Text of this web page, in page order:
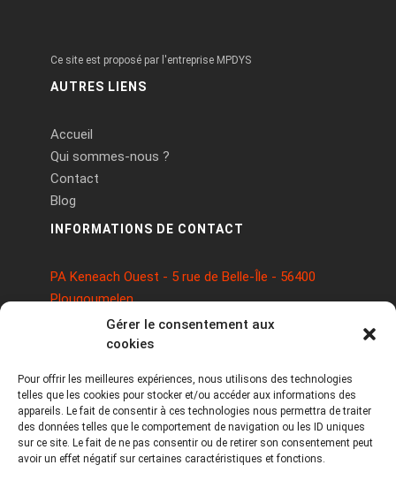
Gérer le consentement aux
cookies
Pour offrir les meilleures expériences, nous utilisons des technologies
telles que les cookies pour stocker et/ou accéder aux informations des
appareils. Le fait de consentir à ces technologies nous permettra de traiter
des données telles que le comportement de navigation ou les ID uniques
sur ce site. Le fait de ne pas consentir ou de retirer son consentement peut
avoir un effet négatif sur certaines caractéristiques et fonctions.
Ce site est proposé par l'entreprise MPDYS
AUTRES LIENS
Accueil
Qui sommes-nous ?
Contact
Blog
INFORMATIONS DE CONTACT
PA Keneach Ouest - 5 rue de Belle-Île - 56400
Plougoumelen
contact@logiciels-etiquettes.com
09 71 37 25 93